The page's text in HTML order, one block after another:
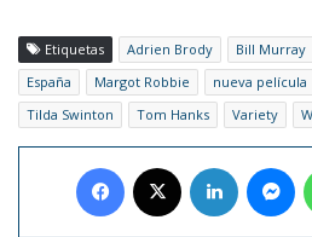
Etiquetas Adrien Brody Bill Murray
España
Margot Robbie nueva película
Tilda Swinton
Tom Hanks Variety
Facebook LinkedIn